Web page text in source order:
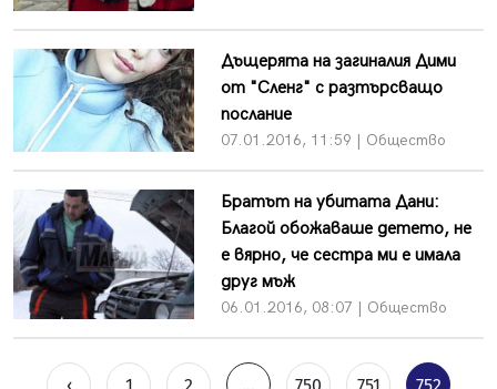
Дъщерята на загиналия Дими
от "Сленг" с разтърсващо
послание
07.01.2016, 11:59 | Общество
Братът на убитата Дани:
Благой обожаваше детето, не
е вярно, че сестра ми е имала
друг мъж
06.01.2016, 08:07 | Общество